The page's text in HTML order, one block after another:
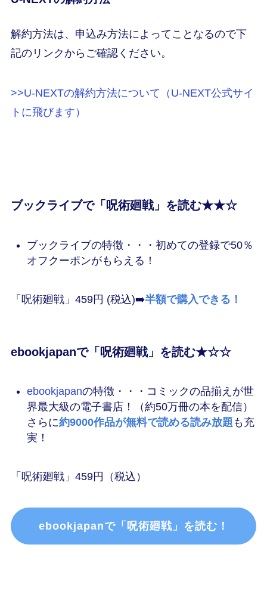
解約方法は、申込み方法によってことなるので下
記のリンクからご確認ください。
>>U-NEXTの解約方法について（U-NEXT公式サイ
トに飛びます）
ブックライブで「呪術廻戦」を読む★★☆
ブックライブの特徴・・・初めての登録で50％
オフクーポンがもらえる！
「呪術廻戦」459円 (税込)➡️半額で購入できる！
ebookjapanで「呪術廻戦」を読む★☆☆
ebookjapanの特徴・・・コミックの品揃えが世
界最大級の電子書店！（約50万冊の本を配信）
さらに約9000作品が無料で読める読み放題 も充
実！
「呪術廻戦」459円（税込）
ebookjapanで「呪術廻戦」を読む！